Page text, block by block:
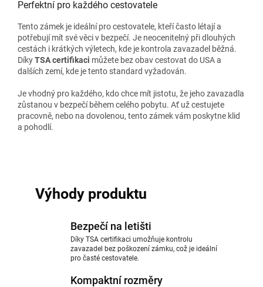
Perfektní pro každého cestovatele
Tento zámek je ideální pro cestovatele, kteří často létají a
potřebují mít své věci v bezpečí. Je neocenitelný při dlouhých
cestách i krátkých výletech, kde je kontrola zavazadel běžná.
DíkyTSA certifikaci můžete bez obav cestovat do USA a
dalších zemí, kde je tento standard vyžadován.
Je vhodný pro každého, kdo chce mít jistotu, že jeho zavazadla
zůstanou v bezpečí během celého pobytu. Ať už cestujete
pracovně, nebo na dovolenou, tento zámek vám poskytne klid
a pohodlí.
Výhody produktu
Bezpečí na letišti
Díky TSA certifikaci umožňuje kontrolu
zavazadel bez poškození zámku, což je ideální
pro časté cestovatele.
Kompaktní rozměry